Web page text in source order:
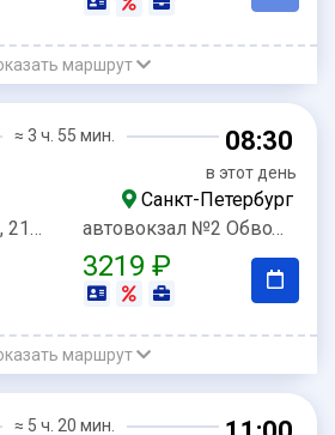
маршрут
≈ 3 ч. 55 мин. 08:30
в этот день
Санкт-Петербург
ш. Ленинградское, 21(АЗС Татнефть)
автовокзал №2 Обводный
3219 ₽
маршрут
≈ 5 ч. 20 мин.